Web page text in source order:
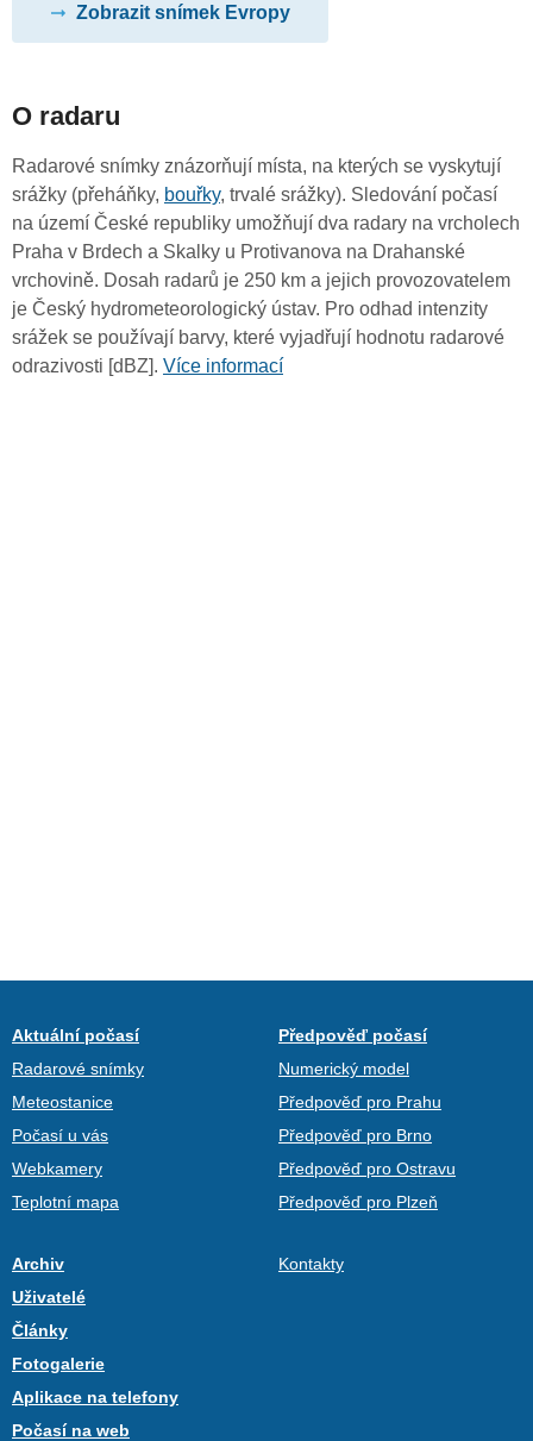
Zobrazit snímek Evropy
O radaru
Radarové snímky znázorňují místa, na kterých se vyskytují
srážky (přeháňky, bouřky, trvalé srážky). Sledování počasí
na území České republiky umožňují dva radary na vrcholech
Praha v Brdech a Skalky u Protivanova na Drahanské
vrchovině. Dosah radarů je 250 km a jejich provozovatelem
je Český hydrometeorologický ústav. Pro odhad intenzity
srážek se používají barvy, které vyjadřují hodnotu radarové
odrazivosti [dBZ]. Více informací
Aktuální počasí
Radarové snímky
Meteostanice
Počasí u vás
Webkamery
Teplotní mapa
Předpověď počasí
Numerický model
Předpověď pro Prahu
Předpověď pro Brno
Předpověď pro Ostravu
Předpověď pro Plzeň
Archiv
Uživatelé
Články
Fotogalerie
Aplikace na telefony
Počasí na web
Kontakty